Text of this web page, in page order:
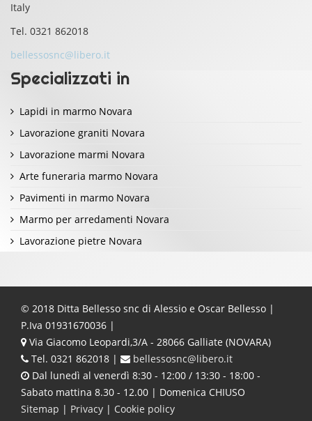
Italy
Tel. 0321 862018
bellessosnc@libero.it
Specializzati in
Lapidi in marmo Novara
Lavorazione graniti Novara
Lavorazione marmi Novara
Arte funeraria marmo Novara
Pavimenti in marmo Novara
Marmo per arredamenti Novara
Lavorazione pietre Novara
© 2018 Ditta Bellesso snc di Alessio e Oscar Bellesso |
P.Iva 01931670036 |
Via Giacomo Leopardi,3/A - 28066 Galliate (NOVARA)
Tel. 0321 862018 |
bellessosnc@libero.it
Dal lunedì al venerdì 8:30 - 12:00 / 13:30 - 18:00 -
Sabato mattina 8.30 - 12.00 | Domenica CHIUSO
Sitemap | Privacy | Cookie policy